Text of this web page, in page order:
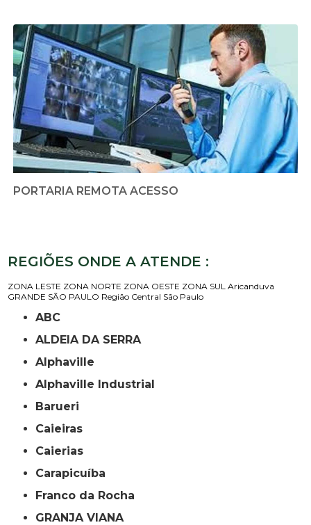
PORTARIA REMOTA ACESSO
REGIÕES ONDE A ATENDE :
ZONA LESTE ZONA NORTE ZONA OESTE ZONA SUL Aricanduva
GRANDE SÃO PAULO Região Central São Paulo
ABC
ALDEIA DA SERRA
Alphaville
Alphaville Industrial
Barueri
Caieiras
Caierias
Carapicuíba
Franco da Rocha
GRANJA VIANA